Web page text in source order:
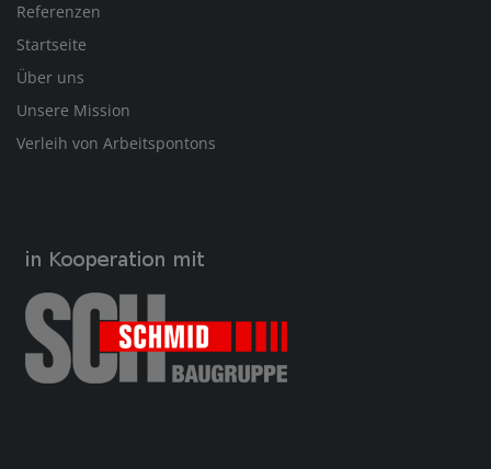
Referenzen
Startseite
Über uns
Unsere Mission
Verleih von Arbeitspontons